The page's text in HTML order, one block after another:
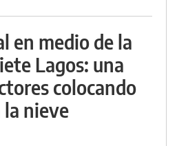
en medio de la
Lagos: una
colocando
la nieve